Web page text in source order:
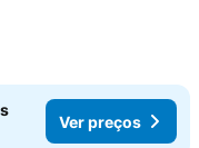
Ver preços